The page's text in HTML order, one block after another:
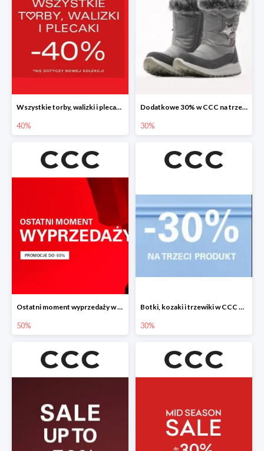
Wszystkie torby, walizki i plecaki w CCC -40%
40%
Dodatkowe 30% w CCC na trzewiki, botki i kozaki
30%
Ostatni moment wyprzedaży w CCC do -50%
50%
Botki, kozaki i trzewiki w CCC do -30%
30%